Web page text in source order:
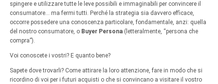
spingere e utilizzare tutte le leve possibili e immaginabili per convincere il
consumatore… ma fermi tutti. Perché la strategia sia davvero efficace,
occorre possedere una conoscenza particolare, fondamentale, anzi: quella
del nostro consumatore, o Buyer Persona (letteralmente, “persona che
compra”).
Voi conoscete i vostri? E quanto bene?
Sapete dove trovarli? Come attirare la loro attenzione, fare in modo che si
ricordino di voi per i futuri acquisti o che si convincano a visitare il vostro